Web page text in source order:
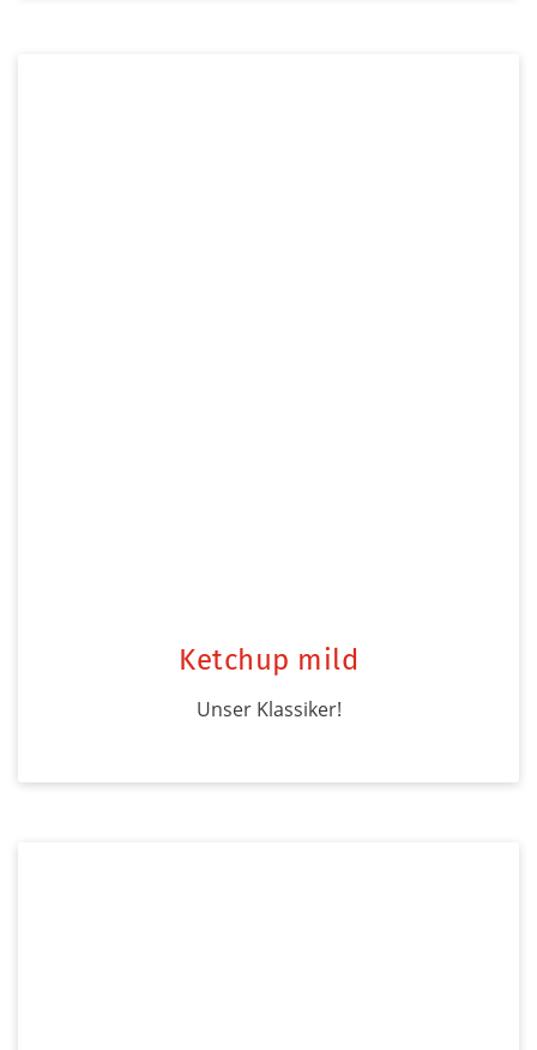
Ketchup mild
Unser Klassiker!